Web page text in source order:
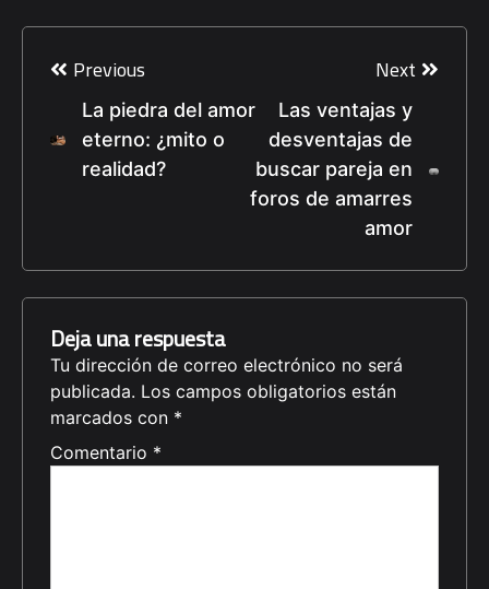
Navegación
entradas
Previous
La piedra del amor
eterno: ¿mito o
realidad?
Next
Las ventajas y
desventajas de
buscar pareja en
foros de amarres
amor
Deja una respuesta
Tu dirección de correo electrónico no será
publicada. Los campos obligatorios están
marcados con *
Comentario *